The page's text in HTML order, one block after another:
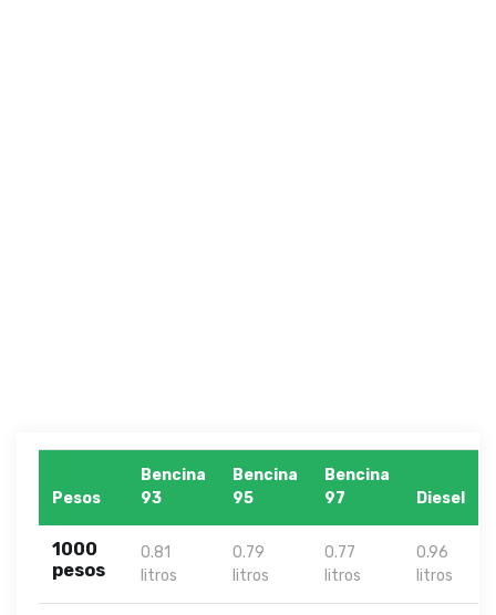
Pesos
Bencina
93
Bencina
95
Bencina
97
Diesel
1000
pesos
0.81
litros
0.79
litros
0.77
litros
0.96
litros